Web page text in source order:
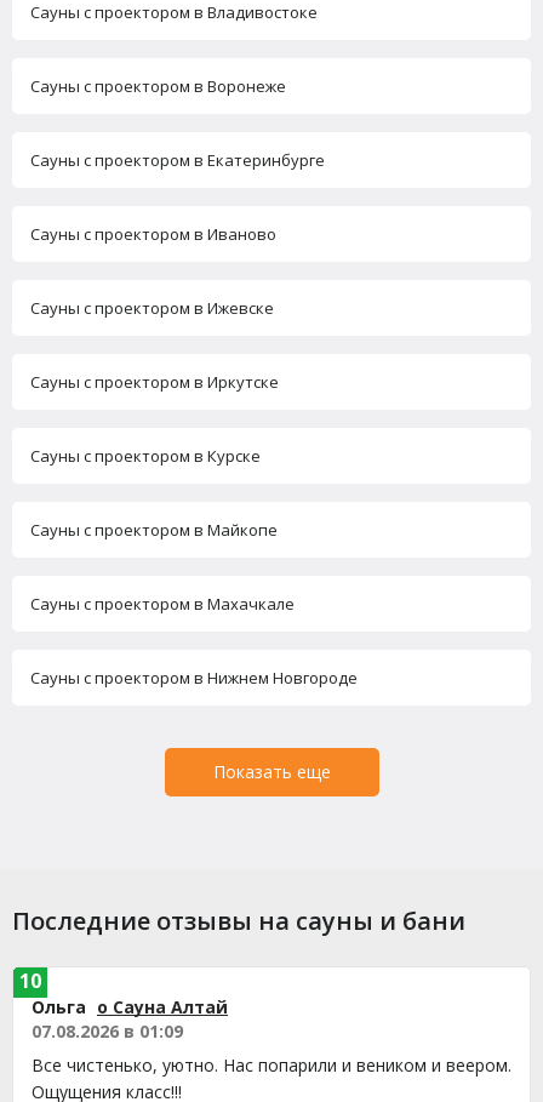
Сауны с проектором в Владивостоке
Сауны с проектором в Воронеже
Сауны с проектором в Екатеринбурге
Сауны с проектором в Иваново
Сауны с проектором в Ижевске
Сауны с проектором в Иркутске
Сауны с проектором в Курске
Сауны с проектором в Майкопе
Сауны с проектором в Махачкале
Сауны с проектором в Нижнем Новгороде
Показать еще
Последние отзывы на сауны и бани
Ольга о Сауна Алтай
07.08.2026 в 01:09
Все чистенько, уютно. Нас попарили и веником и веером.
Ощущения класс!!!
10